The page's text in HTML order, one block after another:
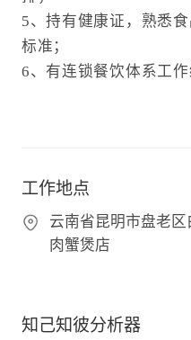
5、持有健康证，熟悉
标准；
6、有连锁餐饮体系工作
工作地点
云南省昆明市盘老
肉蟹煲店
知己知彼分析器